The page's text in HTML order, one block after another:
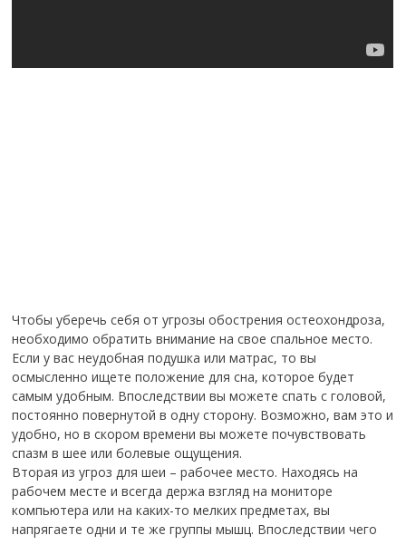
Чтобы уберечь себя от угрозы обострения остеохондроза,
необходимо обратить внимание на свое спальное место.
Если у вас неудобная подушка или матрас, то вы
осмысленно ищете положение для сна, которое будет
самым удобным. Впоследствии вы можете спать с головой,
постоянно повернутой в одну сторону. Возможно, вам это и
удобно, но в скором времени вы можете почувствовать
спазм в шее или болевые ощущения.
Вторая из угроз для шеи – рабочее место. Находясь на
рабочем месте и всегда держа взгляд на мониторе
компьютера или на каких-то мелких предметах, вы
напрягаете одни и те же группы мышц. Впоследствии чего